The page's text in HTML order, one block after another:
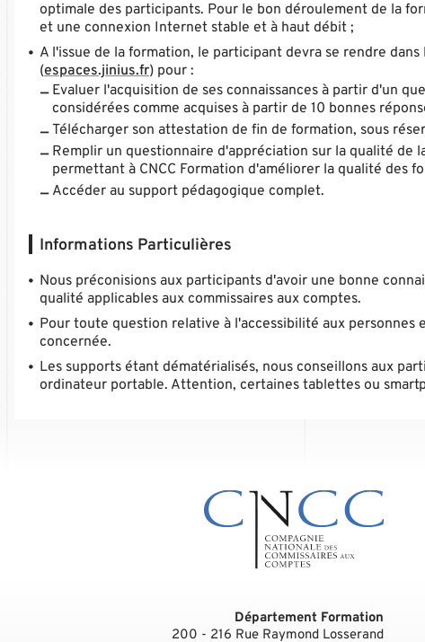
optimale des participants. Pour le bon déroulement de la
et une connexion Internet stable et à haut débit ;
A l'issue de la formation, le participant devra se rendre
(espaces.jinius.fr) pour :
Evaluer l'acquisition de ses connaissances à partir d'un
considérées comme acquises à partir de 10 bonnes
Télécharger son attestation de fin de formation, sous
Remplir un questionnaire d'appréciation sur la qualité de
permettant à CNCC Formation d'améliorer la qualité des
Accéder au support pédagogique complet.
Informations Particulières
Nous préconisions aux participants d'avoir une bonne
qualité applicables aux commissaires aux comptes.
Pour toute question relative à l'accessibilité aux
concernée.
Les supports étant dématérialisés, nous conseillons aux
ordinateur portable. Attention, certaines tablettes ou
Département Formation
200 - 216 Rue Raymond Losserand